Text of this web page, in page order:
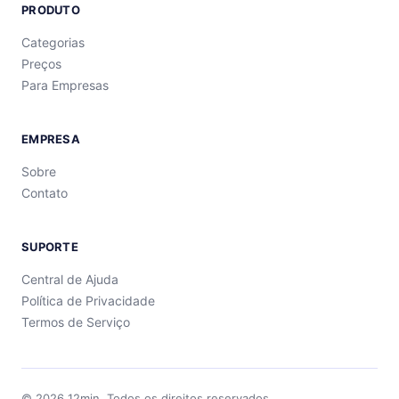
PRODUTO
Categorias
Preços
Para Empresas
EMPRESA
Sobre
Contato
SUPORTE
Central de Ajuda
Política de Privacidade
Termos de Serviço